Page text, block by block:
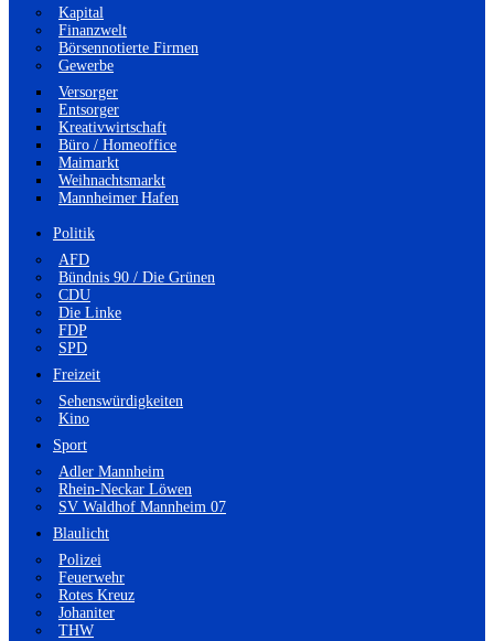
Kapital
Finanzwelt
Börsennotierte Firmen
Gewerbe
Versorger
Entsorger
Kreativwirtschaft
Büro / Homeoffice
Maimarkt
Weihnachtsmarkt
Mannheimer Hafen
Politik
AFD
Bündnis 90 / Die Grünen
CDU
Die Linke
FDP
SPD
Freizeit
Sehenswürdigkeiten
Kino
Sport
Adler Mannheim
Rhein-Neckar Löwen
SV Waldhof Mannheim 07
Blaulicht
Polizei
Feuerwehr
Rotes Kreuz
Johaniter
THW